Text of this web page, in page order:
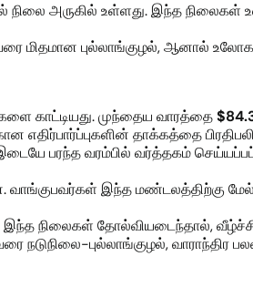
நிலை அருகில் உள்ளது. இந்த
மிதமான புல்லாங்குழல், ஆனால்
காட்டியது. முந்தைய வாரத்தை
தாக்கத்தை
பரந்த வரம்பில் வர்த்தகம்
வாங்குபவர்கள் இந்த மண்டலத்திற்கு
இந்த நிலைகள் தோல்வியடைந்தால்,
நடுநிலை-புல்லாங்குழல்,